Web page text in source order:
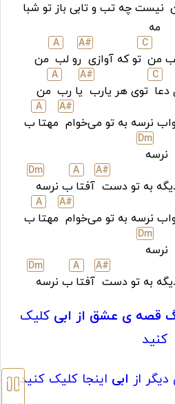
نیست چه تب و تابی باز تو شبا
مه
من
C
تو که آوازی
A#
رو لب
A
من
C
توی هر یارب
A#
یا رب
A
من
نرسه به تو می‌خوام
A#
مهتا
A
ب
نرسه
Dm
دیگه به تو دست
A#
آفتا
A
ب نرسه
Dm
نرسه به تو می‌خوام
A#
مهتا
A
ب
نرسه
Dm
دیگه به تو دست
A#
آفتا
A
ب نرسه
Dm
قصه ی عشق از ابی کلیک
کنید
از ابی اینجا کلیک کنید